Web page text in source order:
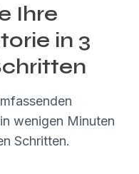
Ihre
in 3
wenigen Minuten
Schritten.